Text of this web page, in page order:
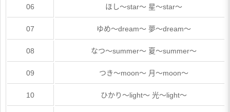
06 ほし～star～ 星～star～
07 ゆめ～dream～ 夢～dream～
08 なつ～summer～ 夏～summer～
09 つき～moon～ 月～moon～
10 ひかり～light～ 光～light～